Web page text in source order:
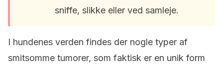
sniffe, slikke eller ved samleje.
I hundenes verden findes der nogle typer af
smitsomme tumorer, som faktisk er en unik form